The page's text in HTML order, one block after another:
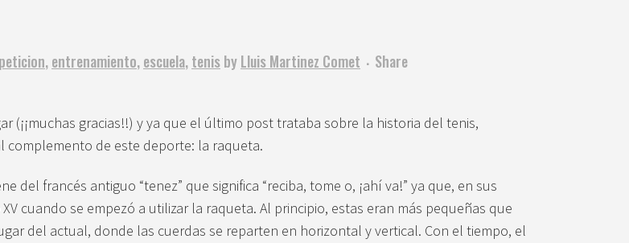
,entrenamiento,escuela,tenisbyLluis Martinez Comet Share
(¡¡muchas gracias!!) y ya que el último post trataba sobre la historia del tenis,
complemento de este deporte: la raqueta.
del francés antiguo “tenez” que significa “reciba, tome o, ¡ahí va!” ya que, en sus
cuando se empezó a utilizar la raqueta. Al principio, estas eran más pequeñas que
del actual, donde las cuerdas se reparten en horizontal y vertical. Con el tiempo, el